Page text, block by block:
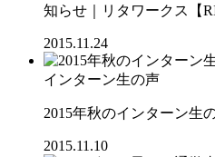
知らせ｜リタワークス【
2015.11.24
インターン生の声
2015年秋のインターン生
2015.11.10